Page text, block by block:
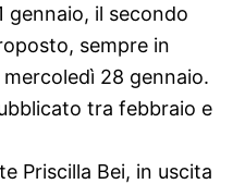
gennaio, il secondo
sempre in
28 gennaio.
tra febbraio e
Priscilla Bei, in uscita